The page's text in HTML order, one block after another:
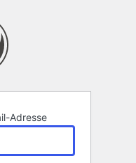
Adresse